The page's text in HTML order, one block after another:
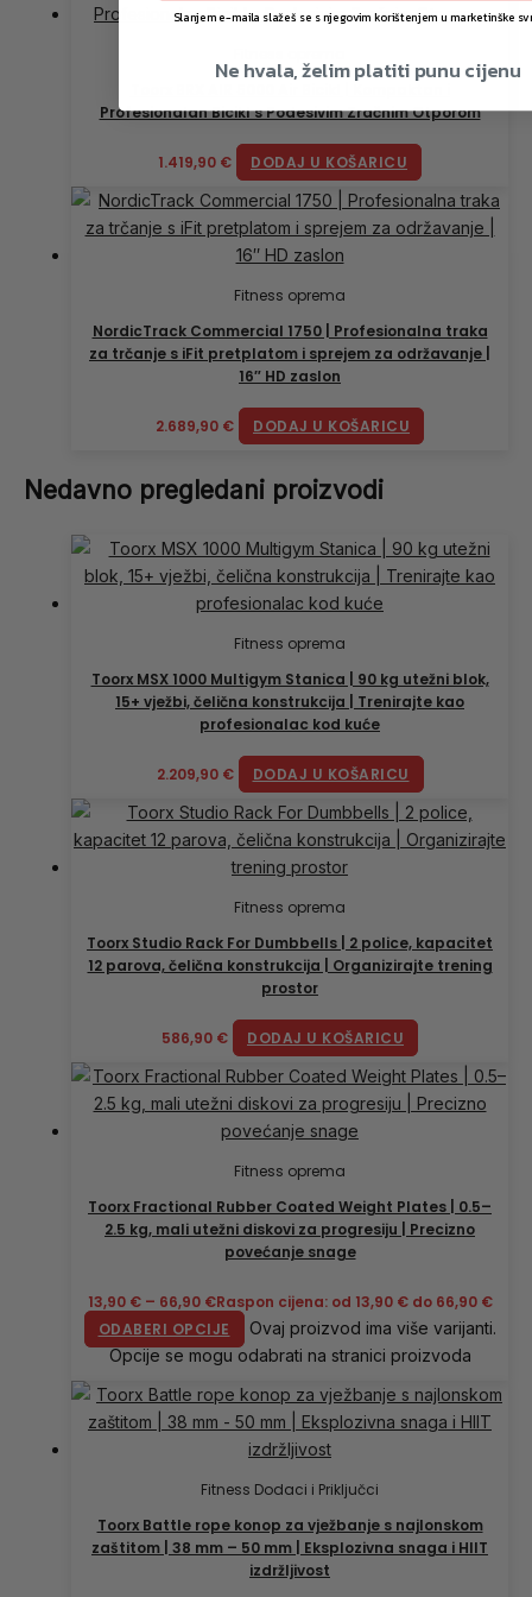
Profesionalan Bicikl s Podesivim Zračnim Otporom
1.419,90 € DODAJ U KOŠARICU
Fitness oprema
NordicTrack Commercial 1750 | Profesionalna traka
za trčanje s iFit pretplatom i sprejem za održavanje |
16″ HD zaslon
2.689,90 € DODAJ U KOŠARICU
Nedavno pregledani proizvodi
Fitness oprema
Toorx MSX 1000 Multigym Stanica | 90 kg utežni blok,
15+ vježbi, čelična konstrukcija | Trenirajte kao
profesionalac kod kuće
2.209,90 € DODAJ U KOŠARICU
Fitness oprema
Toorx Studio Rack For Dumbbells | 2 police, kapacitet
12 parova, čelična konstrukcija | Organizirajte trening
prostor
586,90 € DODAJ U KOŠARICU
Fitness oprema
Toorx Fractional Rubber Coated Weight Plates | 0.5–
2.5 kg, mali utežni diskovi za progresiju | Precizno
povećanje snage
13,90 € – 66,90 €Raspon cijena: od 13,90 € do 66,90 €
ODABERI OPCIJE
Ovaj proizvod ima više varijanti.
Opcije se mogu odabrati na stranici proizvoda
Fitness Dodaci i Priključci
Toorx Battle rope konop za vježbanje s najlonskom
zaštitom | 38 mm – 50 mm | Eksplozivna snaga i HIIT
izdržljivost
Slanjem e-maila slažeš se s njegovim korištenjem u marketinške
Ne hvala, želim platiti punu cijenu